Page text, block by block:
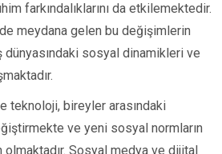
farkındalıklarını da etkilemektedir.
meydana gelen bu değişimlerin
sosyal dinamikleri ve
teknoloji, bireyler arasındaki
ve yeni sosyal normların
olmaktadır. Sosyal medya ve dijital